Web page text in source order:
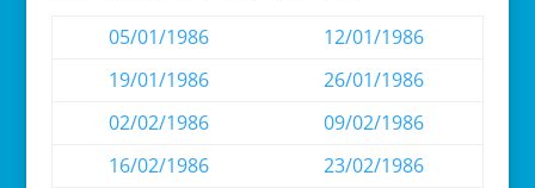
05/01/1986
12/01/1986
19/01/1986
26/01/1986
02/02/1986
09/02/1986
16/02/1986
23/02/1986